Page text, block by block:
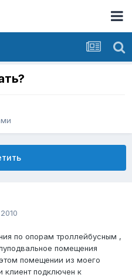
по опорам троллейбусным ,
помещения
помещении из моего
клиент подключен к